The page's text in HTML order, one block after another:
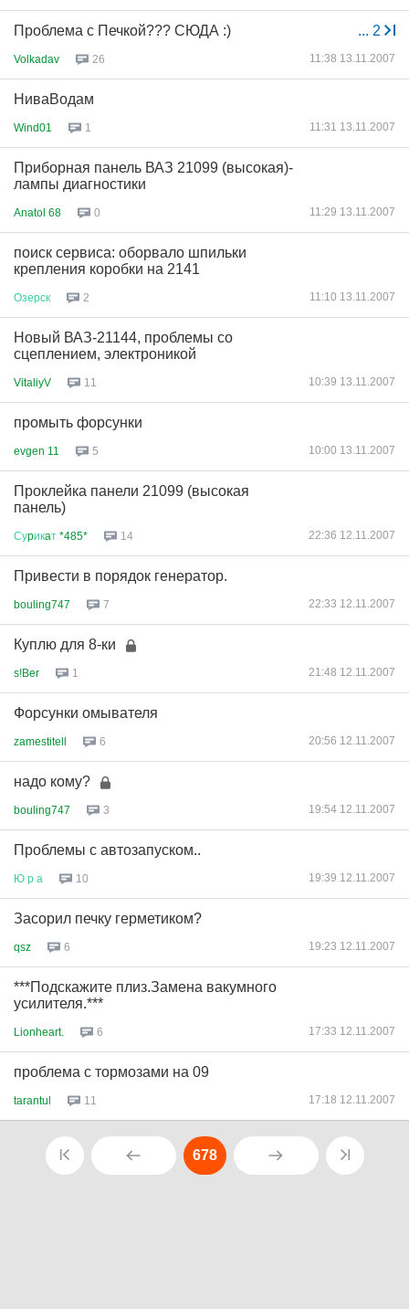
... 2
Проблема с Печкой??? СЮДА :)
Volkadav 26 11:38 13.11.2007
НиваВодам
Wind01 1 11:31 13.11.2007
Приборная панель ВАЗ 21099 (высокая)-
лампы диагностики
Anatol 68 0 11:29 13.11.2007
поиск сервиса: оборвало шпильки
крепления коробки на 2141
Озерск 2 11:10 13.11.2007
Новый ВАЗ-21144, проблемы со
сцеплением, электроникой
VitaliyV 11 10:39 13.11.2007
промыть форсунки
evgen 11 5 10:00 13.11.2007
Проклейка панели 21099 (высокая
панель)
Суpикaт *485* 14 22:36 12.11.2007
Привести в порядок генератор.
bouling747 7 22:33 12.11.2007
Куплю для 8-ки
s!Ber 1 21:48 12.11.2007
Форсунки омывателя
zamestitell 6 20:56 12.11.2007
надо кому?
bouling747 3 19:54 12.11.2007
Проблемы с автозапуском..
Ю р а 10 19:39 12.11.2007
Засорил печку герметиком?
qsz 6 19:23 12.11.2007
***Подскажите плиз.Замена вакумного
усилителя.***
Lionheart. 6 17:33 12.11.2007
проблема с тормозами на 09
tarantul 11 17:18 12.11.2007
678